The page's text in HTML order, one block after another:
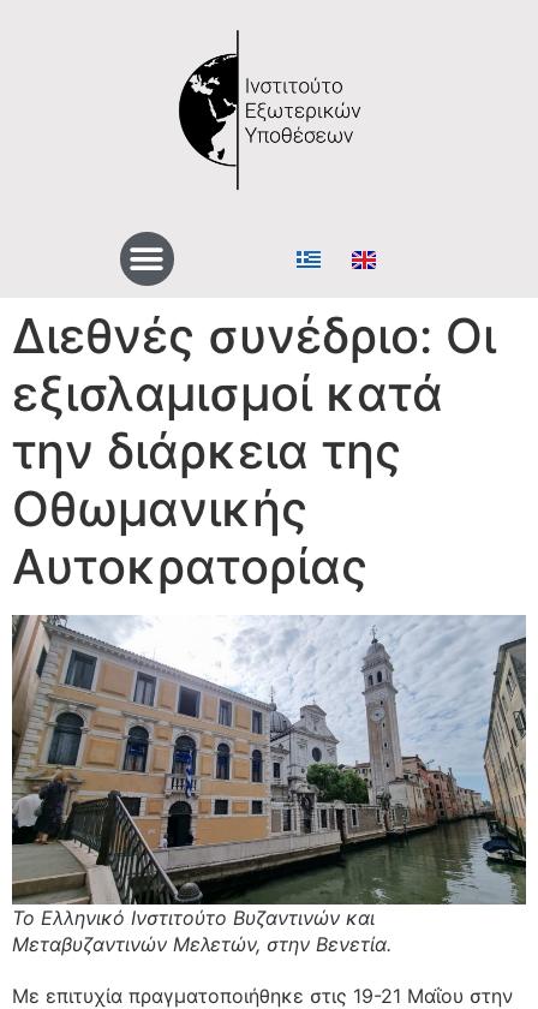
Διεθνές συνέδριο: Οι
εξισλαμισμοί κατά
την διάρκεια της
Οθωμανικής
Αυτοκρατορίας
Το Ελληνικό Ινστιτούτο Βυζαντινών και
Μεταβυζαντινών Μελετών, στην Βενετία.
Με επιτυχία πραγματοποιήθηκε στις 19-21 Μαΐου στην